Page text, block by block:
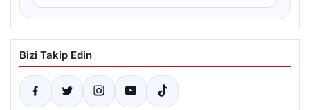
Bizi Takip Edin